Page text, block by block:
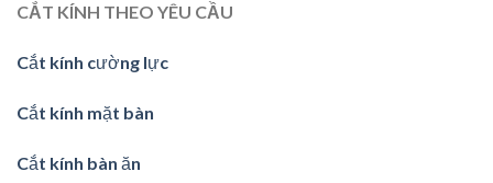
CẮT KÍNH THEO YÊU CẦU
Cắt kính cường lực
Cắt kính mặt bàn
Cắt kính bàn ăn